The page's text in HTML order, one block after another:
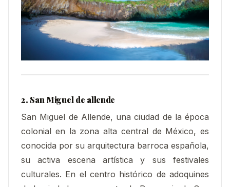
2. San Miguel de allende
San Miguel de Allende, una ciudad de la época
colonial en la zona alta central de México, es
conocida por su arquitectura barroca española,
su activa escena artística y sus festivales
culturales. En el centro histórico de adoquines